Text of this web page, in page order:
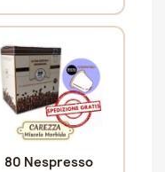
80 Nespresso